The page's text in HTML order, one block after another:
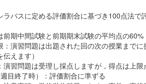
ラバスに定める評価割合に基づき100点法
期中間試験と前期期末試験の平均点の
：演習問題は出題された回の次の授業まで
えます）
演習問題は受理し採点しますが，得点は上
目終了時）：評価割合に準ずる